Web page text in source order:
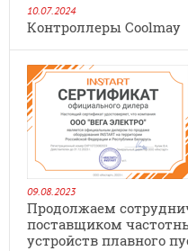
10.07.2024
Контроллеры Coolmay
09.08.2023
Продолжаем
поставщиком
устройств плавного